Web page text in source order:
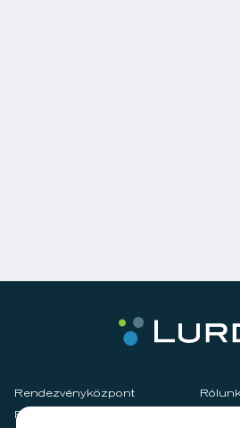
Rendezvényközpont
Fenntarthatóság